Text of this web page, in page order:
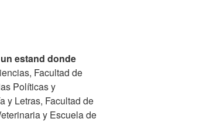
estand donde
Facultad de
Políticas y
y Letras, Facultad de
y Escuela de